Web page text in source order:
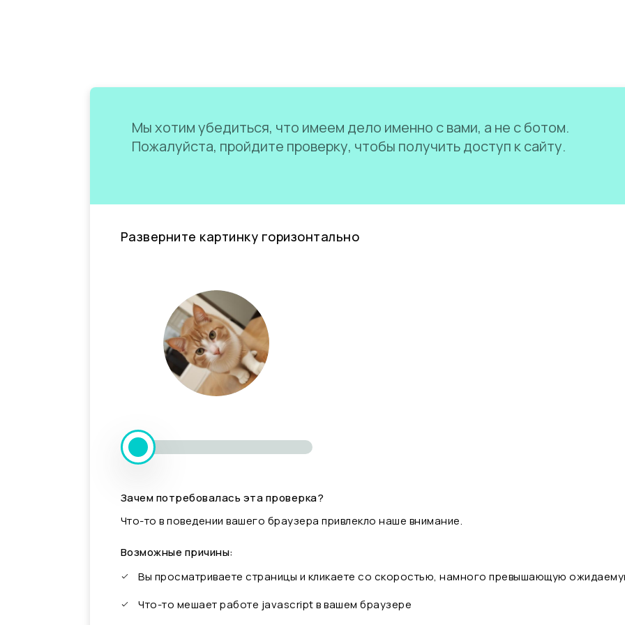
Мы хотим убедиться, что имеем дело именно с вами, а не с ботом.
Пожалуйста, пройдите проверку, чтобы получить доступ к сайту.
Разверните картинку горизонтально
Зачем потребовалась эта проверка?
Что-то в поведении вашего браузера привлекло наше внимание.
Возможные причины:
Вы просматриваете страницы и кликаете со скоростью, намного превышающую
Что-то мешает работе javascript в вашем браузере